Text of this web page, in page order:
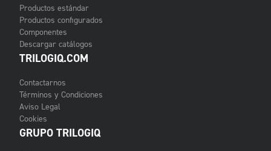
Productos estándar
Productos configurados
Componentes
Descargar catálogos
TRILOGIQ.COM
Contactarnos
Términos y Condiciones
Aviso Legal
Cookies
GRUPO TRILOGIQ